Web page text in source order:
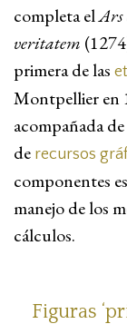
completa elArs
veritatem
primera de las
Montpellier en
acompañada
de recursos
componentes
manejo de los
cálculos.
Figuras